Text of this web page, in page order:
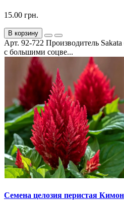
15.00 грн.
В корзину
Арт. 92-722 Производитель
с большими соцве...
Семена целозия перистая